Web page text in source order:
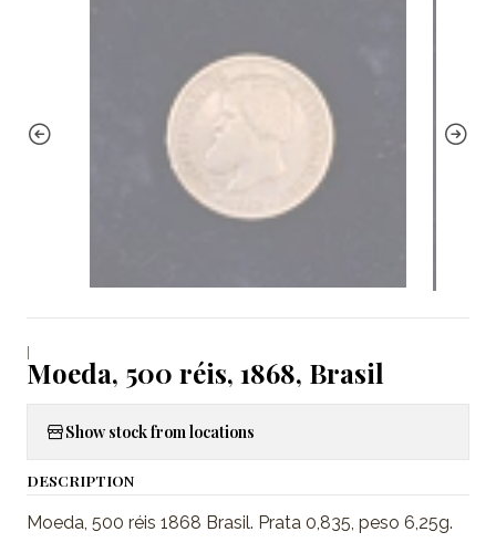
|
Moeda, 500 réis, 1868, Brasil
Show stock from locations
DESCRIPTION
Moeda, 500 réis 1868 Brasil. Prata 0,835, peso 6,25g.